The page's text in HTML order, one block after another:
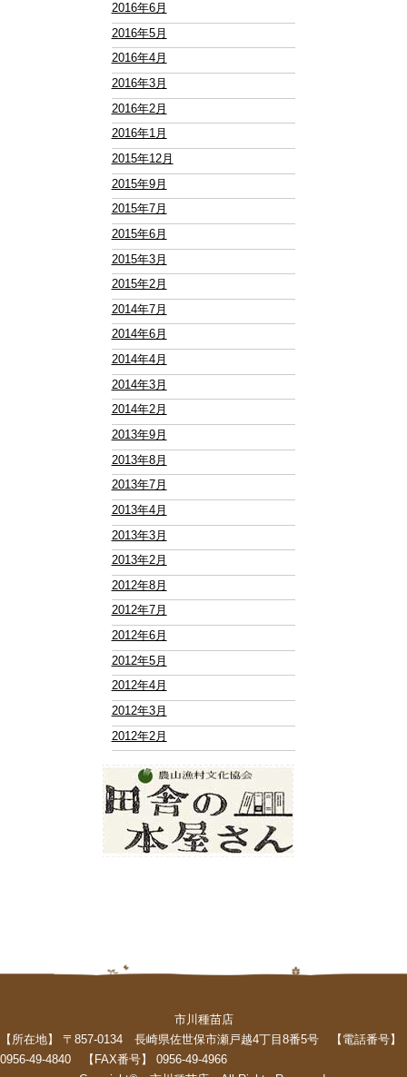
2016年6月
2016年5月
2016年4月
2016年3月
2016年2月
2016年1月
2015年12月
2015年9月
2015年7月
2015年6月
2015年3月
2015年2月
2014年7月
2014年6月
2014年4月
2014年3月
2014年2月
2013年9月
2013年8月
2013年7月
2013年4月
2013年3月
2013年2月
2012年8月
2012年7月
2012年6月
2012年5月
2012年4月
2012年3月
2012年2月
市川種苗店
【所在地】 〒857-0134 長崎県佐世保市瀬戸越4丁目8番5号 【電話番号】
0956-49-4840 【FAX番号】 0956-49-4966